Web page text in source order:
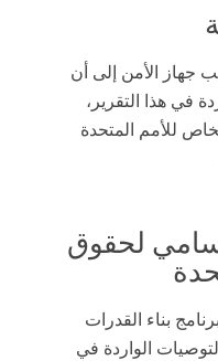
جهاز الأمن إلى أن
في هذا التقرير،
للأمم المتحدة
لحقوق
بناء القدرات
الواردة في